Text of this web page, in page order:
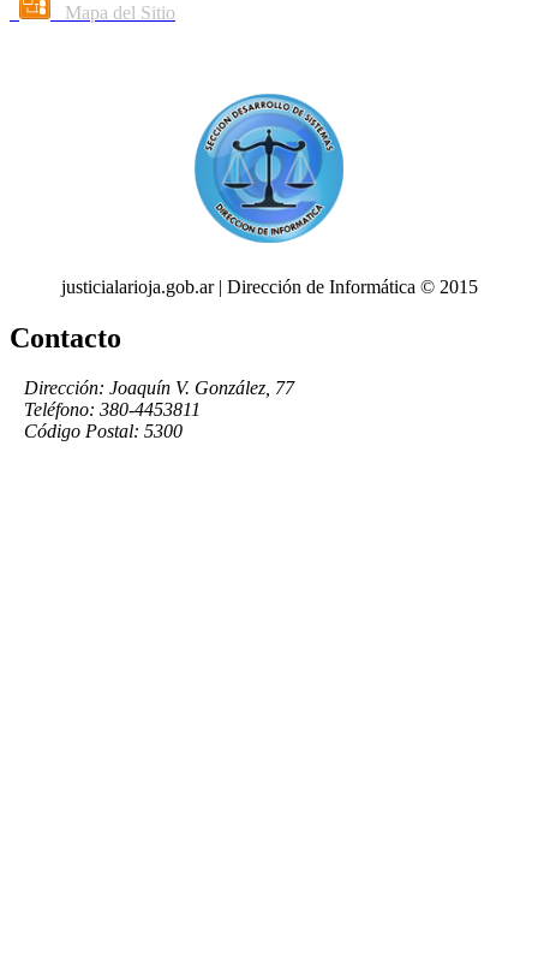
Mapa del Sitio
justicialarioja.gob.ar | Dirección de Informática © 2015
Contacto
Dirección: Joaquín V. González, 77
Teléfono: 380-4453811
Código Postal: 5300